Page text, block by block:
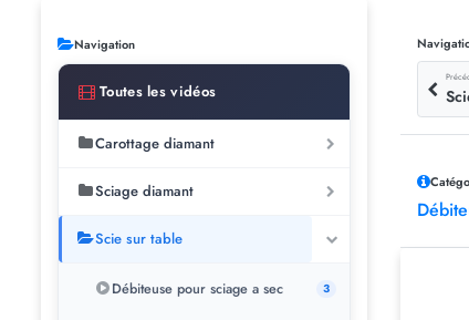
Navigation
Toutes les vidéos
Carottage diamant
Sciage diamant
Scie sur table
Débiteuse pour sciage a sec 3